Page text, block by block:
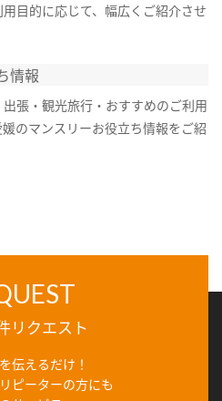
目的に応じて、幅広くご紹介させ
情報
張・観光旅行・おすすめのご利用
のマンスリーお役立ち情報をご紹
リクエスト
伝えるだけ！
ピーターの方にも